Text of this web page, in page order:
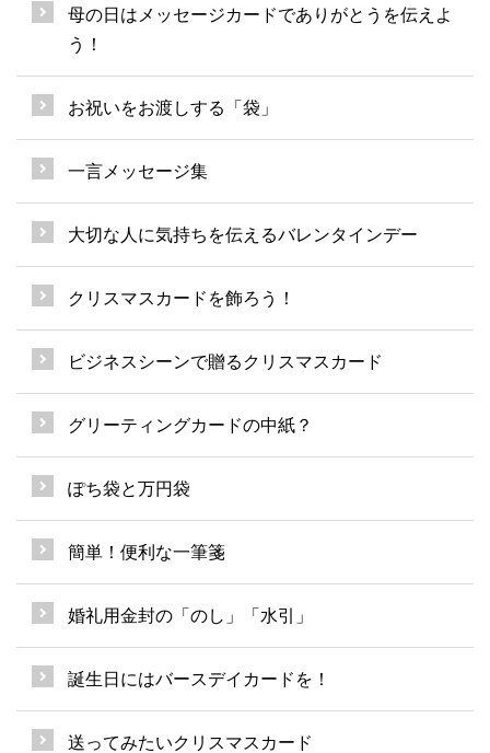
母の日はメッセージカードでありがとうを伝えよ
う！
お祝いをお渡しする「袋」
一言メッセージ集
大切な人に気持ちを伝えるバレンタインデー
クリスマスカードを飾ろう！
ビジネスシーンで贈るクリスマスカード
グリーティングカードの中紙？
ぽち袋と万円袋
簡単！便利な一筆箋
婚礼用金封の「のし」「水引」
誕生日にはバースデイカードを！
送ってみたいクリスマスカード